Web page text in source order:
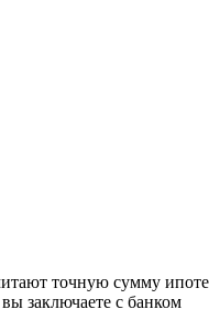
точную сумму
заключаете с банком